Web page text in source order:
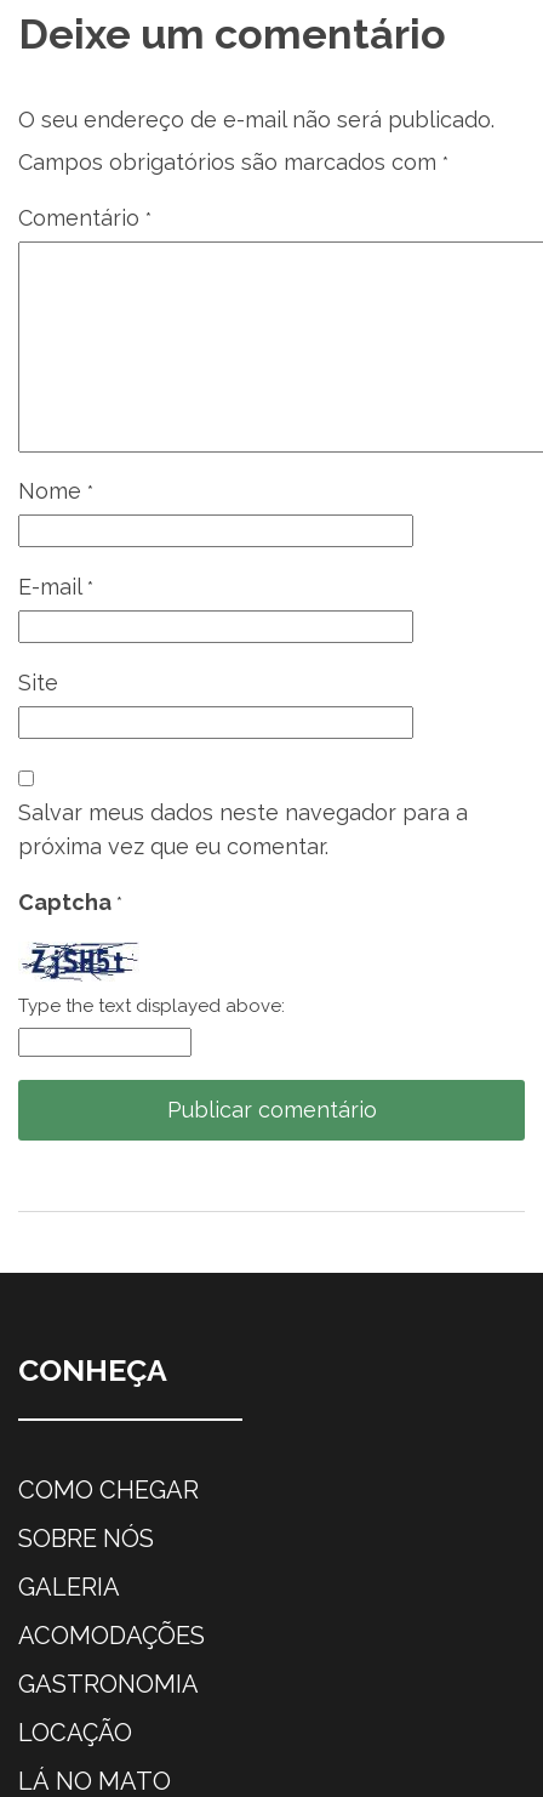
Deixe um comentário
O seu endereço de e-mail não será publicado.
Campos obrigatórios são marcados com *
Comentário *
Nome *
E-mail *
Site
Salvar meus dados neste navegador para a
próxima vez que eu comentar.
Captcha *
Type the text displayed above:
CONHEÇA
COMO CHEGAR
SOBRE NÓS
GALERIA
ACOMODAÇÕES
GASTRONOMIA
LOCAÇÃO
LÁ NO MATO